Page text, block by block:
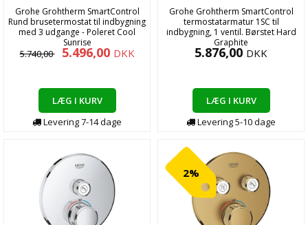
Grohe Grohtherm SmartControl
Rund brusetermostat til indbygning
med 3 udgange - Poleret Cool
Sunrise
5.740,00 5.496,00 DKK
LÆG I KURV
Levering7-14dage
Grohe Grohtherm SmartControl
termostatarmatur 1SC til
indbygning, 1 ventil. Børstet Hard
Graphite
5.876,00 DKK
LÆG I KURV
Levering5-10dage
2%